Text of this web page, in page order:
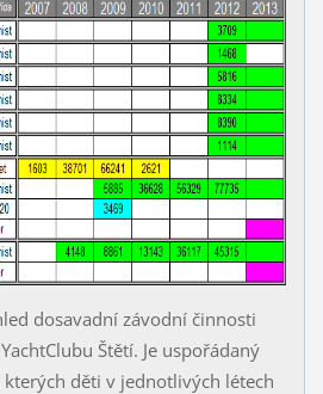
dosavadní závodní činnosti
Štětí. Je uspořádaný
děti v jednotlivých létech